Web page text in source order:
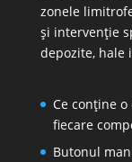
zonele
și intervenție
depozite,
Ce conține
fiecare
Butonul